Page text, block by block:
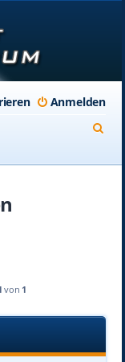
Anmelden
von 1